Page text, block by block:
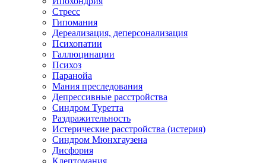
Стресс
Гипомания
Дереализация, деперсонализация
Психопатии
Галлюцинации
Психоз
Паранойа
Мания преследования
Депрессивные расстройства
Синдром Туретта
Раздражительность
Истерические расстройства (истерия)
Синдром Мюнхгаузена
Дисфория
Клептомания